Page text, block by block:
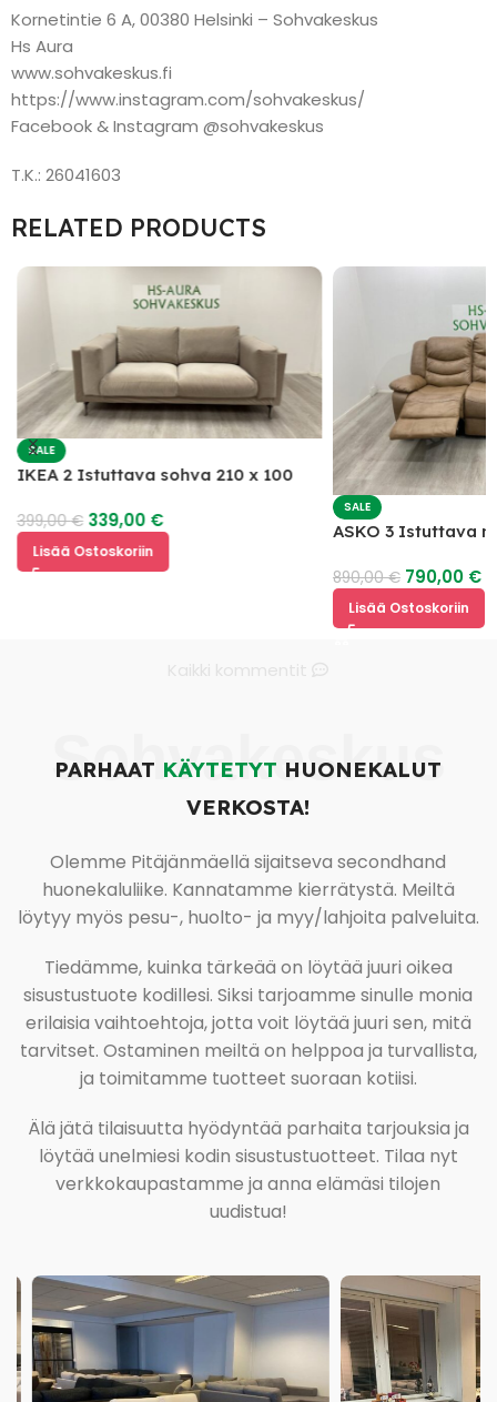
Kornetintie 6 A, 00380 Helsinki – Sohvakeskus
Hs Aura
www.sohvakeskus.fi
https://www.instagram.com/sohvakeskus/
Facebook & Instagram @sohvakeskus
T.K.: 26041603
RELATED PRODUCTS
SALE
IKEA 2 Istuttava sohva 210 x 100
399,00€ 339,00 €
Lisää Ostoskoriin
SALE
ASKO 3 Istuttava
890,00€ 790,00 €
Lisää Ostoskoriin
Sohvakeskus
PARHAAT KÄYTETYT HUONEKALUT
VERKOSTA!
Olemme Pitäjänmäellä sijaitseva secondhand
huonekaluliike. Kannatamme kierrätystä. Meiltä
löytyy myös pesu-, huolto- ja myy/lahjoita palveluita.
Tiedämme, kuinka tärkeää on löytää juuri oikea
sisustustuote kodillesi. Siksi tarjoamme sinulle monia
erilaisia vaihtoehtoja, jotta voit löytää juuri sen, mitä
tarvitset. Ostaminen meiltä on helppoa ja turvallista,
ja toimitamme tuotteet suoraan kotiisi.
Älä jätä tilaisuutta hyödyntää parhaita tarjouksia ja
löytää unelmiesi kodin sisustustuotteet. Tilaa nyt
verkkokaupastamme ja anna elämäsi tilojen
uudistua!